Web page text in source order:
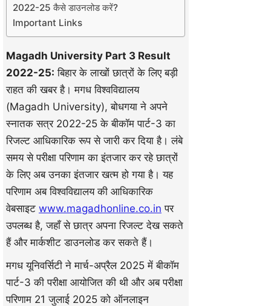
2022-25 कैसे डाउनलोड करें?
Important Links
Magadh University Part 3 Result
2022-25: बिहार के लाखों छात्रों के लिए बड़ी
राहत की खबर है। मगध विश्वविद्यालय
(Magadh University), बोधगया ने अपने
स्नातक सत्र 2022-25 के बीकॉम पार्ट-3 का
रिजल्ट आधिकारिक रूप से जारी कर दिया है। लंबे
समय से परीक्षा परिणाम का इंतजार कर रहे छात्रों
के लिए अब उनका इंतजार खत्म हो गया है। यह
परिणाम अब विश्वविद्यालय की आधिकारिक
वेबसाइट www.magadhonline.co.in पर
उपलब्ध है, जहाँ से छात्र अपना रिजल्ट देख सकते
हैं और मार्कशीट डाउनलोड कर सकते हैं।
मगध यूनिवर्सिटी ने मार्च-अप्रैल 2025 में बीकॉम
पार्ट-3 की परीक्षा आयोजित की थी और अब परीक्षा
परिणाम 21 जुलाई 2025 को ऑनलाइन